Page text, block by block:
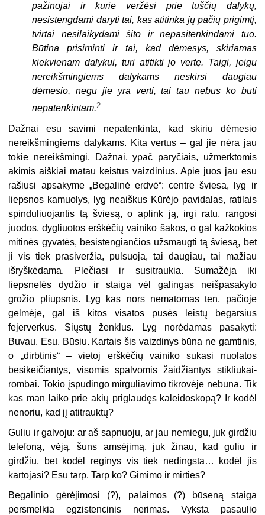
pažinojai ir kurie veržėsi prie tuščių dalykų,
nesistengdami daryti tai, kas atitinka jų pačių prigimtį,
tvirtai nesilaikydami šito ir nepasitenkindami tuo.
Būtina prisiminti ir tai, kad dėmesys, skiriamas
kiekvienam dalykui, turi atitikti jo vertę. Taigi, jeigu
nereikšmingiems dalykams neskirsi daugiau
dėmesio, negu jie yra verti, tai tau nebus ko būti
nepatenkintam.2
Dažnai esu savimi nepatenkinta, kad skiriu dėmesio
nereikšmingiems dalykams. Kita vertus – gal jie nėra jau
tokie nereikšmingi. Dažnai, ypač paryčiais, užmerktomis
akimis aiškiai matau keistus vaizdinius. Apie juos jau esu
rašiusi apsakyme „Begalinė erdvė“: centre šviesa, lyg ir
liepsnos kamuolys, lyg neaiškus Kūrėjo pavidalas, ratilais
spinduliuojantis tą šviesą, o aplink ją, irgi ratu, rangosi
juodos, dygliuotos erškėčių vainiko šakos, o gal kažkokios
mitinės gyvatės, besistengiančios užsmaugti tą šviesą, bet
ji vis tiek prasiveržia, pulsuoja, tai daugiau, tai mažiau
išryškėdama. Plečiasi ir susitraukia. Sumažėja iki
liepsnelės dydžio ir staiga vėl galingas neišpasakyto
grožio pliūpsnis. Lyg kas nors nematomas ten, pačioje
gelmėje, gal iš kitos visatos pusės leistų begarsius
fejerverkus. Siųstų ženklus. Lyg norėdamas pasakyti:
Buvau. Esu. Būsiu. Kartais šis vaizdinys būna ne gamtinis,
o „dirbtinis“ – vietoj erškėčių vainiko sukasi nuolatos
besikeičiantys, visomis spalvomis žaidžiantys stikliukai-
rombai. Tokio įspūdingo mirguliavimo tikrovėje nebūna. Tik
kas man laiko prie akių priglaudęs kaleidoskopą? Ir kodėl
nenoriu, kad jį atitrauktų?
Guliu ir galvoju: ar aš sapnuoju, ar jau nemiegu, juk girdžiu
telefoną, vėją, šuns amsėjimą, juk žinau, kad guliu ir
girdžiu, bet kodėl reginys vis tiek nedingsta… kodėl jis
kartojasi? Esu tarp. Tarp ko? Gimimo ir mirties?
Begalinio gėrėjimosi (?), palaimos (?) būseną staiga
persmelkia egzistencinis nerimas. Vyksta pasaulio